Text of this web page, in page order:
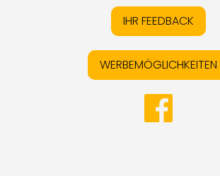
IHR FEEDBACK
WERBEMÖGLICHKEITEN